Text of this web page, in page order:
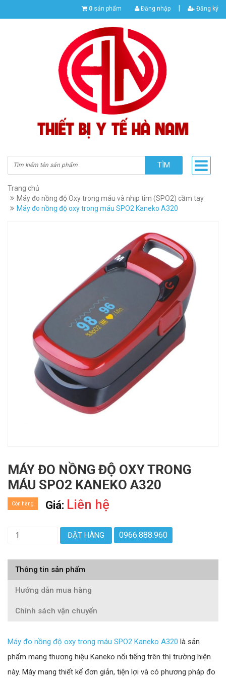
0 sản phẩm Đăng nhập | Đăng ký
TÌM
Trang chủ
Máy đo nồng độ Oxy trong máu và nhịp tim (SPO2) cầm tay
Máy đo nồng độ oxy trong máu SPO2 Kaneko A320
MÁY ĐO NỒNG ĐỘ OXY TRONG
MÁU SPO2 KANEKO A320
Giá: Liên hệ
Còn hàng
ĐẶT HÀNG 0966.888.960
Thông tin sản phẩm
Hướng dẫn mua hàng
Chính sách vận chuyển
Máy đo nồng độ oxy trong máu SPO2 Kaneko A320 là sản
phẩm mang thương hiệu Kaneko nổi tiếng trên thị trường hiện
này. Máy mang thiết kế đơn giản, tiện lợi và có phương pháp đo